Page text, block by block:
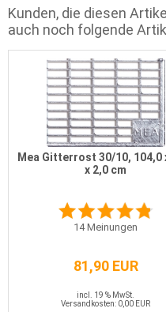
Kunden, die diesen
auch noch folgende
Mea Gitterrost 30/10, 104,0
x 2,0 cm
14Meinungen
81,90 EUR
incl. 19 % MwSt.
Versandkosten: 0,00 EUR